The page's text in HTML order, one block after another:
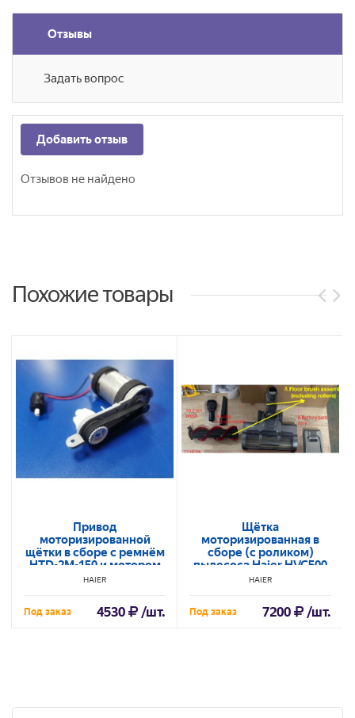
Отзывы
Задать вопрос
Добавить отзыв
Отзывов не найдено
Похожие товары
Привод
моторизированной
щётки в сборе с ремнём
HTD-2M-150 и мотором
CDMS07855 пылесоса
HAIER
Под заказ 4530 /шт.
Щётка
моторизированная в
сборе (c роликом)
пылесоса Haier HVC500
HAIER
Под заказ 7200 /шт.